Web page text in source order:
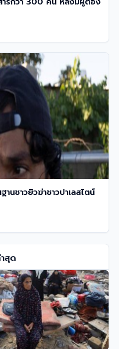
นชาวยิวฆ่าชาวปาเลสไตน์
สุด